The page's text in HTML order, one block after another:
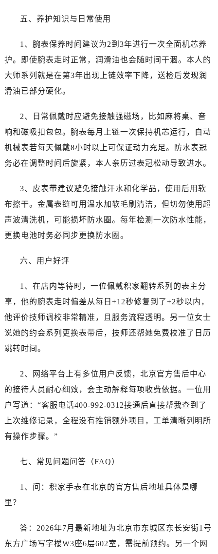
五、养护知识与日常使用
1、腕表保养时间建议为2到3年进行一次全面机芯养
护。即使腕表走时正常，润滑油也会随时间干涸。本人的
大师系列就是在第3年出现上链效率下降，送检后发现润
滑油已部分硬化。
2、日常佩戴时应避免接触强磁场，比如麻将桌、音
响和磁吸扣包包。腕表每月上链一次保持机芯运行，自动
机械表若每天佩戴8小时以上可保证动力充足。防水表冠
务必在调整时间后旋紧，本人亲历过表冠松动导致进水。
3、皮表带建议避免接触汗水和化学品，使用后用软
布擦干。金属表链可用温水加软毛刷清洁，但切勿使用超
声波清洗机，可能损坏防水圈。每年检测一次防水性能，
更换电池时务必同步更换防水圈。
六、用户好评
1、在店内等待时，一位佩戴积家翻转系列的表主分
享，他的腕表走时偏差从每日+12秒修复到了+2秒以内，
他评价技师调校非常精准，且服务流程透明。另一位女士
说她的约会系列更换表带后，技师还帮她免费校准了日历
跳转时间。
2、网络平台上有多位用户反馈，北京官方售后中心
的接待人员耐心细致，会主动解释每项收费依据。一位用
户写道：“客服电话400-992-0312接通后直接帮我查到了
上次维修记录，全程没有推销额外项目，工单清晰列明所
有操作步骤。”
七、常见问题问答（FAQ）
1、问：积家手表在北京的官方售后地址具体是哪
里？
答：2026年7月最新地址为北京市东城区东长安街1号
东方广场写字楼W3座6层602室，需提前预约。另一个网